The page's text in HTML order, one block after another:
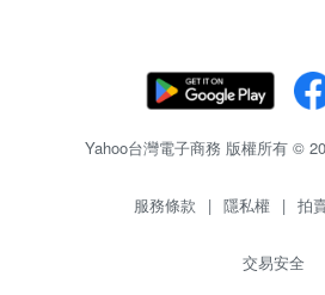
Yahoo台灣電子商務 版權所有 ©
服務條款 | 隱私權 | 拍
交易安全